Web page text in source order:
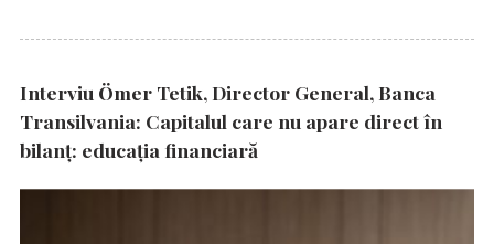
Interviu Ömer Tetik, Director General, Banca
Transilvania: Capitalul care nu apare direct în
bilanț: educația financiară